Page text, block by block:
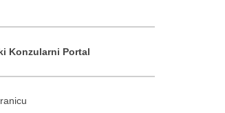
Konzularni Portal